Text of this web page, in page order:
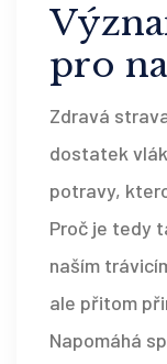
pro
Zdravá
dostatek
potravy,
Proč je tedy
naším
ale přitom
Napomáhá